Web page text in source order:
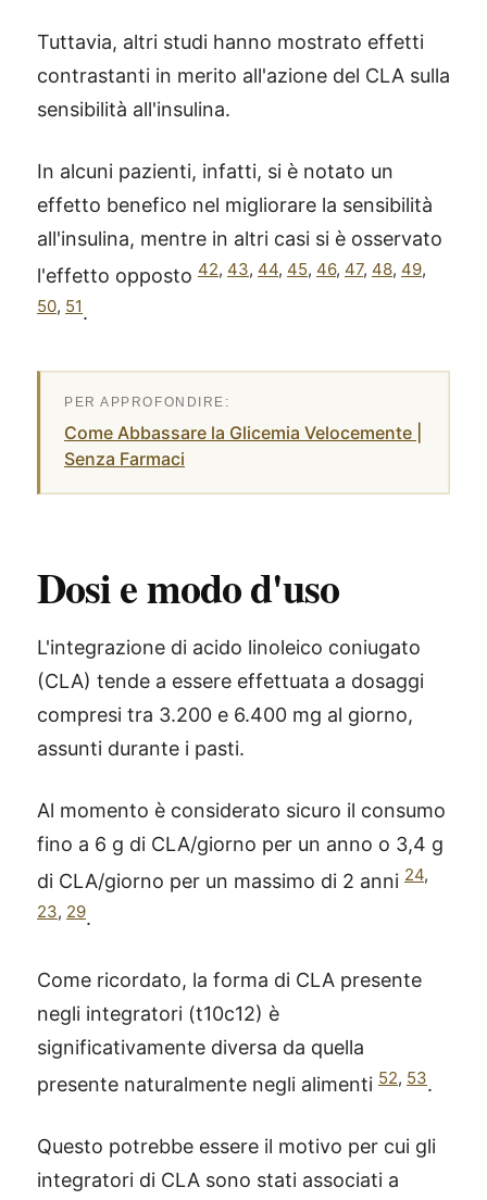
Tuttavia, altri studi hanno mostrato effetti
contrastanti in merito all'azione del CLA sulla
sensibilità all'insulina.
In alcuni pazienti, infatti, si è notato un
effetto benefico nel migliorare la sensibilità
all'insulina, mentre in altri casi si è osservato
l'effetto opposto 42, 43, 44, 45, 46, 47, 48, 49,
50, 51.
Come Abbassare la Glicemia Velocemente |
Senza Farmaci
Dosi e modo d'uso
L'integrazione di acido linoleico coniugato
(CLA) tende a essere effettuata a dosaggi
compresi tra 3.200 e 6.400 mg al giorno,
assunti durante i pasti.
Al momento è considerato sicuro il consumo
fino a 6 g di CLA/giorno per un anno o 3,4 g
di CLA/giorno per un massimo di 2 anni 24,
23, 29.
Come ricordato, la forma di CLA presente
negli integratori (t10c12) è
significativamente diversa da quella
presente naturalmente negli alimenti 52, 53.
Questo potrebbe essere il motivo per cui gli
integratori di CLA sono stati associati a